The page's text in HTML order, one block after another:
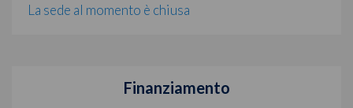
La sede al momento è chiusa
Finanziamento